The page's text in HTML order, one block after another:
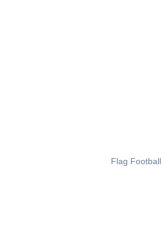
Flag Football